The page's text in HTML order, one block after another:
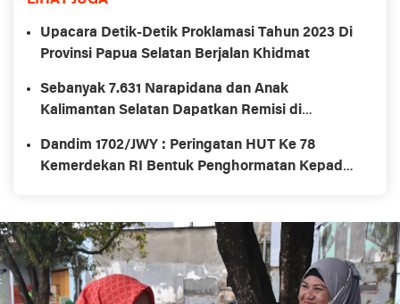
Upacara Detik-Detik Proklamasi Tahun 2023 Di
Provinsi Papua Selatan Berjalan Khidmat
Sebanyak 7.631 Narapidana dan Anak
Kalimantan Selatan Dapatkan Remisi di
Dandim 1702/JWY : Peringatan HUT Ke 78
Kemerdekan RI Bentuk Penghormatan Kepada